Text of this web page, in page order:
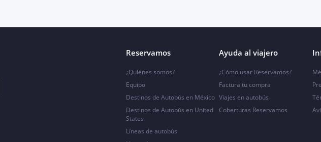
Reservamos
¿Quiénes somos?
Equipo
Destinos de Autobús en México
Destinos de Autobús en United
States
Líneas de autobús
Ayuda al viajero
¿Cómo usar Reservamos?
Factura tu compra
Viajes en autobús
Coberturas Reservamos